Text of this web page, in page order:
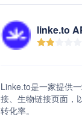
linke.to
Linke.to是一家提供
接、生物链接页面，
转化率。